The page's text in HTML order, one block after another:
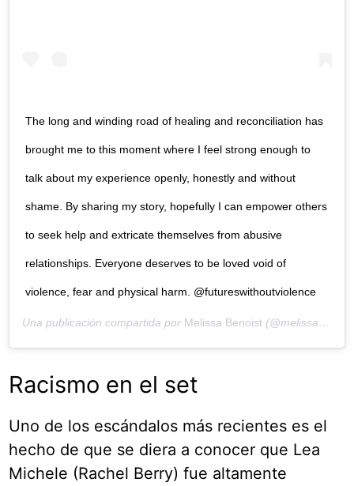
The long and winding road of healing and reconciliation has
brought me to this moment where I feel strong enough to
talk about my experience openly, honestly and without
shame. By sharing my story, hopefully I can empower others
to seek help and extricate themselves from abusive
relationships. Everyone deserves to be loved void of
violence, fear and physical harm. @futureswithoutviolence
Una publicación compartida por Melissa Benoist (@melissabenoist) el
Racismo en el set
Uno de los escándalos más recientes es el
hecho de que se diera a conocer que Lea
Michele (Rachel Berry) fue altamente